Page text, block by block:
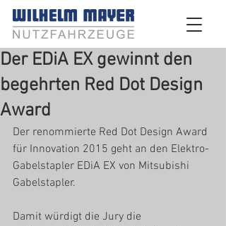
Der EDiA EX gewinnt den
begehrten Red Dot Design
Award
Der renommierte Red Dot Design Award
für Innovation 2015 geht an den Elektro-
Gabelstapler EDiA EX von Mitsubishi
Gabelstapler.
Damit würdigt die Jury die